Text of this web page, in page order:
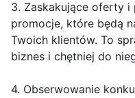
3. Zaskakujące oferty
promocje, które będą
Twoich klientów. To
biznes i chętniej do
4. Obserwowanie